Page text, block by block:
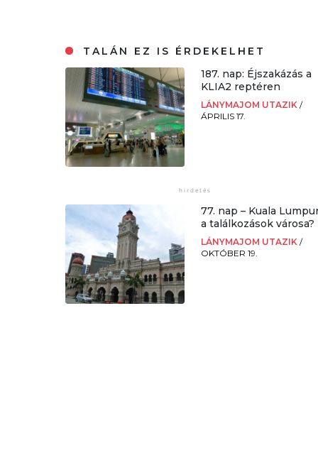
TALÁN EZ IS ÉRDEKELHET
187. nap: Éjszakázás a
KLIA2 reptéren
LÁNYMAJOM UTAZIK/
ÁPRILIS 17.
77. nap – Kuala
a találkozások városa?
LÁNYMAJOM UTAZIK/
OKTÓBER 19.